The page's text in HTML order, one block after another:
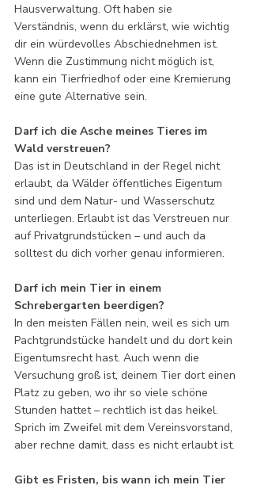
Hausverwaltung. Oft haben sie
Verständnis, wenn du erklärst, wie wichtig
dir ein würdevolles Abschiednehmen ist.
Wenn die Zustimmung nicht möglich ist,
kann ein Tierfriedhof oder eine Kremierung
eine gute Alternative sein.
Darf ich die Asche meines Tieres im
Wald verstreuen?
Das ist in Deutschland in der Regel nicht
erlaubt, da Wälder öffentliches Eigentum
sind und dem Natur- und Wasserschutz
unterliegen. Erlaubt ist das Verstreuen nur
auf Privatgrundstücken – und auch da
solltest du dich vorher genau informieren.
Darf ich mein Tier in einem
Schrebergarten beerdigen?
In den meisten Fällen nein, weil es sich um
Pachtgrundstücke handelt und du dort kein
Eigentumsrecht hast. Auch wenn die
Versuchung groß ist, deinem Tier dort einen
Platz zu geben, wo ihr so viele schöne
Stunden hattet – rechtlich ist das heikel.
Sprich im Zweifel mit dem Vereinsvorstand,
aber rechne damit, dass es nicht erlaubt ist.
Gibt es Fristen, bis wann ich mein Tier